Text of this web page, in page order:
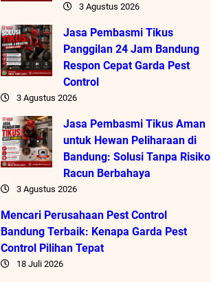
3 Agustus 2026
Jasa Pembasmi Tikus
Panggilan 24 Jam Bandung
Respon Cepat Garda Pest
Control
3 Agustus 2026
Jasa Pembasmi Tikus Aman
untuk Hewan Peliharaan di
Bandung: Solusi Tanpa Risiko
Racun Berbahaya
3 Agustus 2026
Mencari Perusahaan Pest Control
Bandung Terbaik: Kenapa Garda Pest
Control Pilihan Tepat
18 Juli 2026